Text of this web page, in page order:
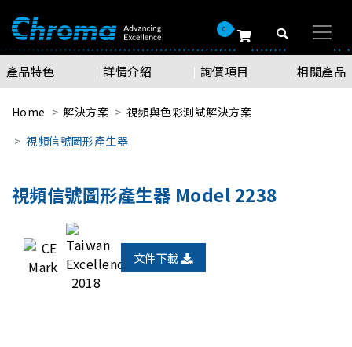
0
產品特色 詳情介紹 詢價項目 相關產品
Home 解決方案
視頻與色彩測試解決方案
視頻信號圖形產生器
視頻信號圖形產生器 Model 2238
文件下載